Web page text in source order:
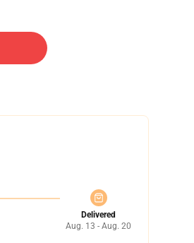
Delivered
Aug. 13 - Aug. 20